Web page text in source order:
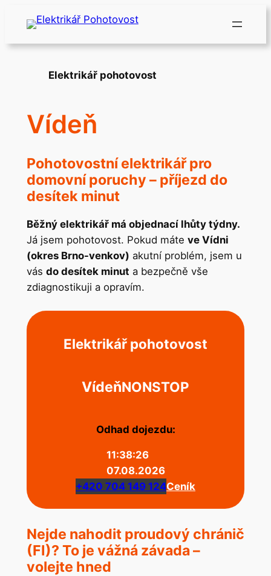
Přeskočit
obsah
Elektrikář pohotovost
Vídeň
Pohotovostní elektrikář pro
domovní poruchy – příjezd do
desítek minut
Běžný elektrikář má objednací lhůty týdny.
Já jsem pohotovost. Pokud máte ve Vídni
(okres Brno-venkov) akutní problém, jsem u
vás do desítek minut a bezpečně vše
zdiagnostikuji a opravím.
Elektrikář pohotovost
VídeňNONSTOP
Odhad dojezdu:
11:38:26
07.08.2026
+420 704 149 124Ceník
Nejde nahodit proudový chránič
(FI)? To je vážná závada –
volejte hned